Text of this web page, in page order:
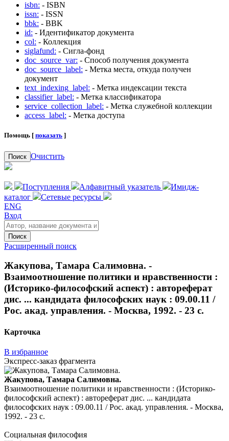
isbn: - ISBN
issn: - ISSN
bbk: - BBK
id: - Идентификатор документа
col: - Коллекция
siglafund: - Сигла-фонд
doc_source_var: - Способ получения документа
doc_source_label: - Метка места, откуда получен
документ
text_indexing_label: - Метка индексации текста
classifier_label: - Метка классификатора
service_collection_label: - Метка служебной коллекции
access_label: - Метка доступа
Помощь [ показать ]
Поиск Очистить
Поступления Алфавитный указатель
Имидж-
каталог
Сетевые ресурсы
ENG
Вход
Поиск
Расширенный поиск
Жакупова, Тамара Салимовна. -
Взаимоотношение политики и нравственности :
(Историко-философский аспект) : автореферат
дис. ... кандидата философских наук : 09.00.11 /
Рос. акад. управления. - Москва, 1992. - 23 с.
Карточка
В избранное
Экспресс-заказ фрагмента
Жакупова, Тамара Салимовна.
Взаимоотношение политики и нравственности : (Историко-
философский аспект) : автореферат дис. ... кандидата
философских наук : 09.00.11 / Рос. акад. управления. - Москва,
1992. - 23 с.
Социальная философия